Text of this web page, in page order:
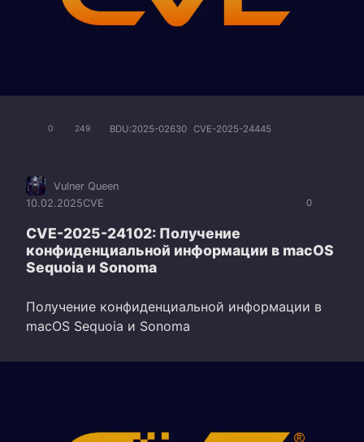
0 249 BDU:2025-02630 CVE-2025-24445
0
Vulner Queen
10.02.2025CVE
CVE-2025-24102: Получение
конфиденциальной информации в macOS
Sequoia и Sonoma
Получение конфиденциальной информации в
macOS Sequoia и Sonoma